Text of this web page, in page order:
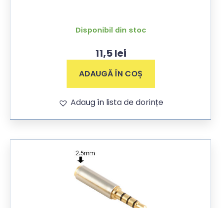
Disponibil din stoc
11,5lei
ADAUGĂ ÎN COȘ
Adaug în lista de dorințe